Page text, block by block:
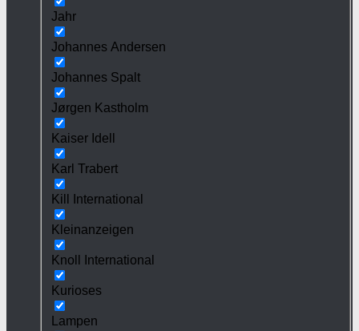
Jahr
Johannes Andersen
Johannes Spalt
Jørgen Kastholm
Kaiser Idell
Karl Trabert
Kill International
Kleinanzeigen
Knoll International
Kurioses
Lampen